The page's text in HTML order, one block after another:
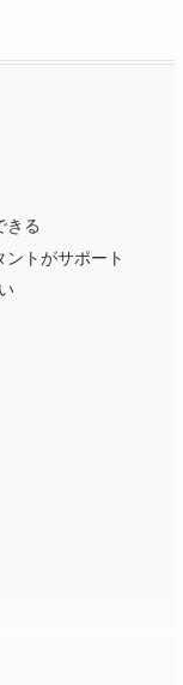
きる
トがサポート